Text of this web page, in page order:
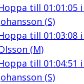
till 01:01:05i
(S)
till 01:03:08i
(M)
till 01:04:51
(S)